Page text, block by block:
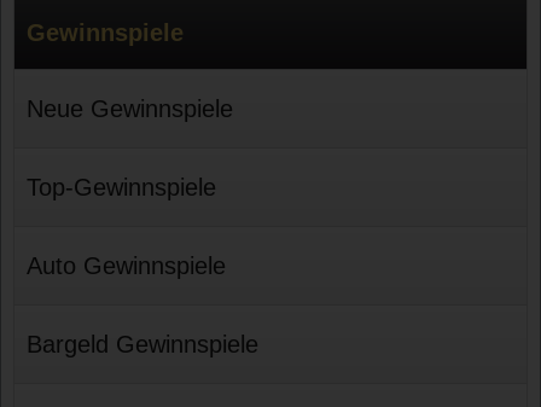
Gewinnspiele
Neue Gewinnspiele
Top-Gewinnspiele
Auto Gewinnspiele
Bargeld Gewinnspiele